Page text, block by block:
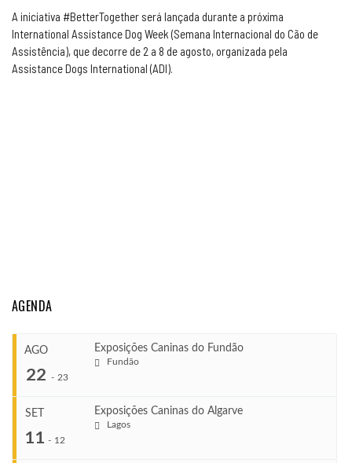
A iniciativa #BetterTogether será lançada durante a próxima
International Assistance Dog Week (Semana Internacional do Cão de
Assistência), que decorre de 2 a 8 de agosto, organizada pela
Assistance Dogs International (ADI).
AGENDA
AGO
22 - 23
Exposições Caninas do Fundão
Fundão
SET
11 - 12
Exposições Caninas do Algarve
Lagos